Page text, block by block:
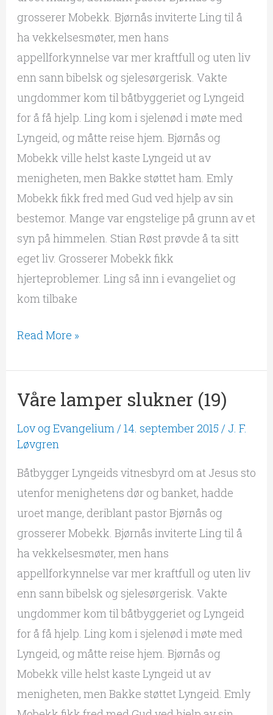
grosserer Mobekk. Bjørnås inviterte Ling til å
ha vekkelsesmøter, men hans
appellforkynnelse var mer kraftfull og uten liv
enn sann bibelsk og sjelesørgerisk. Vakte
ungdommer kom til båtbyggeriet og Lyngeid
for å få hjelp. Ling kom i sjelenød i møte med
Lyngeid, og måtte reise hjem. Bjørnås og
Mobekk ville helst kaste Lyngeid ut av
menigheten, men Bakke støttet ham. Emly
Mobekk fikk fred med Gud ved hjelp av sin
bestemor. Mange var engstelige på grunn av et
syn på himmelen. Stian Røst prøvde å ta sitt
eget liv. Grosserer Mobekk fikk
hjerteproblemer. Ling så inn i evangeliet og
kom tilbake
Read More »
Våre lamper slukner (19)
Lov og Evangelium/14. september 2015 / J. F.
Løvgren
Båtbygger Lyngeids vitnesbyrd om at Jesus sto
utenfor menighetens dør og banket, hadde
uroet mange, deriblant pastor Bjørnås og
grosserer Mobekk. Bjørnås inviterte Ling til å
ha vekkelsesmøter, men hans
appellforkynnelse var mer kraftfull og uten liv
enn sann bibelsk og sjelesørgerisk. Vakte
ungdommer kom til båtbyggeriet og Lyngeid
for å få hjelp. Ling kom i sjelenød i møte med
Lyngeid, og måtte reise hjem. Bjørnås og
Mobekk ville helst kaste Lyngeid ut av
menigheten, men Bakke støttet Lyngeid. Emly
Våre
slukner